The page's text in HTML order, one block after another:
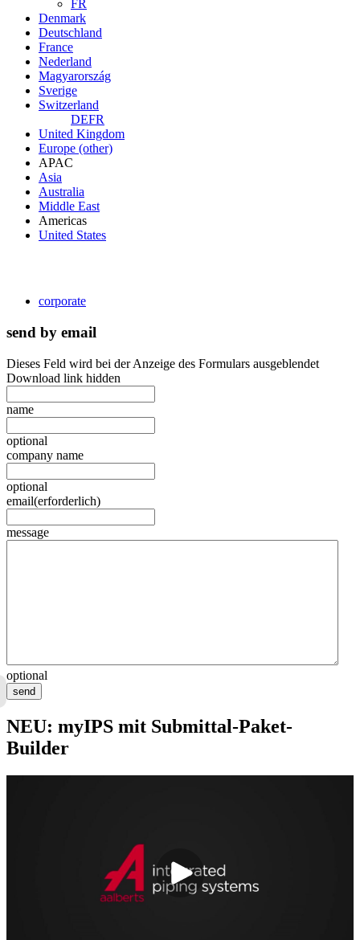
FR
Denmark
Deutschland
France
Nederland
Magyarország
Sverige
Switzerland
DEFR
United Kingdom
Europe (other)
APAC
Asia
Australia
Middle East
Americas
United States
corporate
send by email
Dieses Feld wird bei der Anzeige des Formulars ausgeblendet
Download link hidden
name
optional
company name
optional
email(erforderlich)
message
optional
send
NEU: myIPS mit Submittal-Paket-
Builder